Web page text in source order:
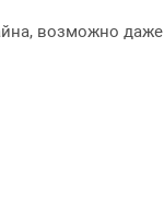
возможно